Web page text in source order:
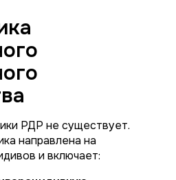
РДР не существует.
направлена на
и включает: